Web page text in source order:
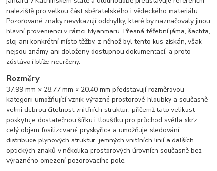
naleziště pro velkou část sběratelského i vědeckého materiálu.
Pozorované znaky nevykazují odchylky, které by naznačovaly jinou
hlavní provenienci v rámci Myanmaru. Přesná těžební jáma, šachta,
sloj ani konkrétní místo těžby, z něhož byl tento kus získán, však
nejsou známy ani doloženy dostupnou dokumentací, a proto
zůstávají blíže neurčeny.
Rozměry
37.99 mm × 28.77 mm × 20.40 mm představují rozměrovou
kategorii umožňující vznik výrazné prostorové hloubky a současně
velmi dobrou čitelnost vnitřních struktur, přičemž tato velikost
poskytuje dostatečnou šířku i tloušťku pro průchod světla skrz
celý objem fosilizované pryskyřice a umožňuje sledování
distribuce plynových struktur, jemných vnitřních linií a dalších
optických znaků v několika prostorových úrovních současně bez
výrazného omezení pozorovacího pole.